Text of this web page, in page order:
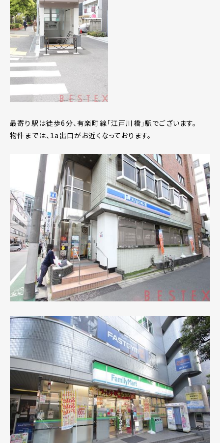
最寄り駅は徒歩6分、有楽町線「江戸川橋」駅でございます。
物件までは、1a出口がお近くなっております。